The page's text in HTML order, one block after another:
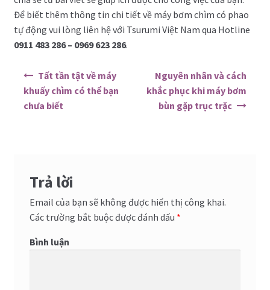
Để biết thêm thông tin chi tiết về máy bơm chìm có phao
tự động vui lòng liên hệ với Tsurumi Việt Nam qua Hotline
0911 483 286 – 0969 623 286.
Điều hướng bài viết
Tất tần tật về máy
khuấy chìm có thể bạn
chưa biết
Nguyên nhân và cách
khắc phục khi máy bơm
bùn gặp trục trặc
Trả lời
Email của bạn sẽ không được hiển thị công khai.
Các trường bắt buộc được đánh dấu *
Bình luận